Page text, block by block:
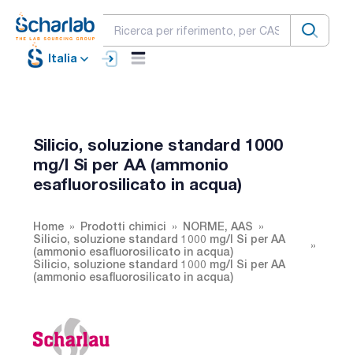
Italia
Silicio, soluzione standard 1000
mg/l Si per AA (ammonio
esafluorosilicato in acqua)
Home Prodotti chimici
NORME, AAS
Silicio, soluzione standard 1000 mg/l Si per AA
(ammonio esafluorosilicato in acqua)
Silicio, soluzione standard 1000 mg/l Si per AA
(ammonio esafluorosilicato in acqua)